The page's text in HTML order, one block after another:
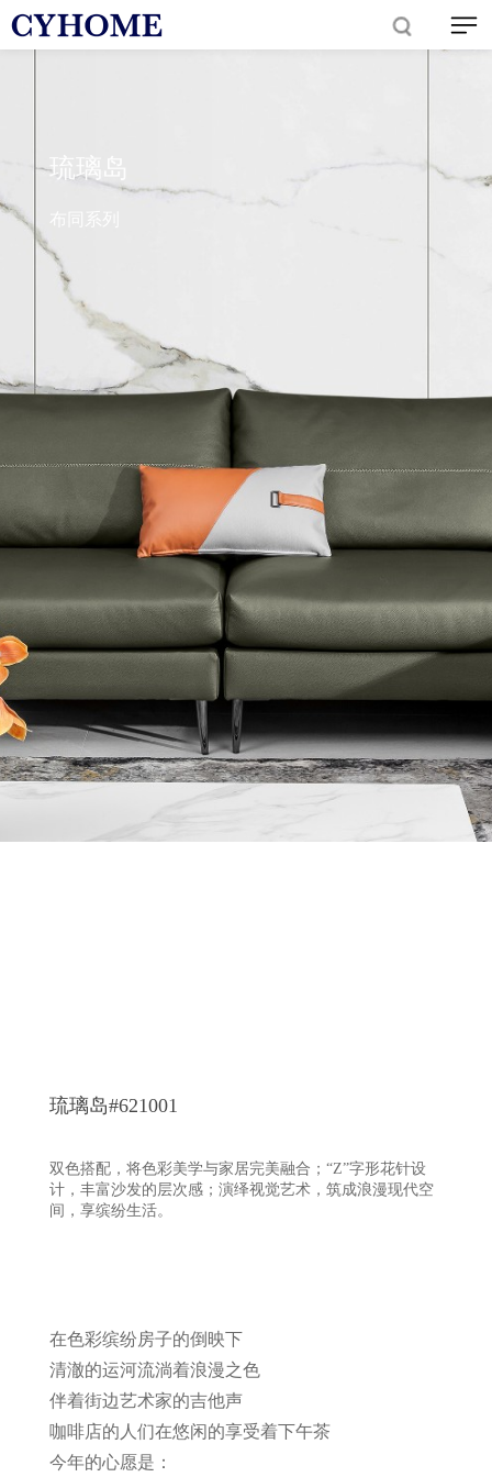
琉璃岛
琉璃岛#621001
双色搭配，将色彩美学与家居完美融合；“Z”字形花针设
计，丰富沙发的层次感；演绎视觉艺术，筑成浪漫现代空
间，享缤纷生活。
在色彩缤纷房子的倒映下
清澈的运河流淌着浪漫之色
伴着街边艺术家的吉他声
咖啡店的人们在悠闲的享受着下午茶
今年的心愿是：